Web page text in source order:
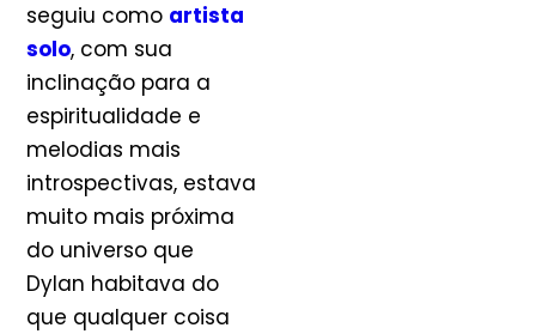
seguiu como artista
solo, com sua
inclinação para a
espiritualidade e
melodias mais
introspectivas, estava
muito mais próxima
do universo que
Dylan habitava do
que qualquer coisa